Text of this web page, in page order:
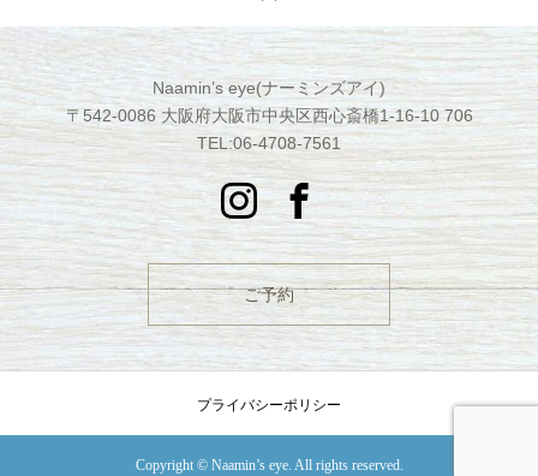
Naamin’s eye(ナーミンズアイ)
〒542-0086 大阪府大阪市中央区西心斎橋1-16-10 706
TEL:06-4708-7561
ご予約
プライバシーポリシー
Copyright © Naamin’s eye. All rights reserved.